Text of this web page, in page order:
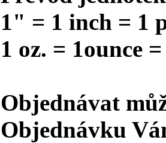
1" = 1 inch = 1
1 oz. = 1ounce
Objednávat
Objednávku